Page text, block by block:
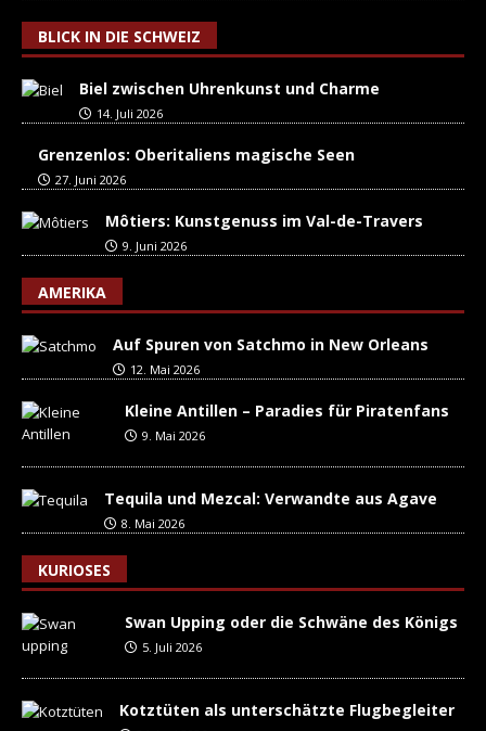
BLICK IN DIE SCHWEIZ
Biel zwischen Uhrenkunst und Charme
14. Juli 2026
Grenzenlos: Oberitaliens magische Seen
27. Juni 2026
Môtiers: Kunstgenuss im Val-de-Travers
9. Juni 2026
AMERIKA
Auf Spuren von Satchmo in New Orleans
12. Mai 2026
Kleine Antillen – Paradies für Piratenfans
9. Mai 2026
Tequila und Mezcal: Verwandte aus Agave
8. Mai 2026
KURIOSES
Swan Upping oder die Schwäne des Königs
5. Juli 2026
Kotztüten als unterschätzte Flugbegleiter